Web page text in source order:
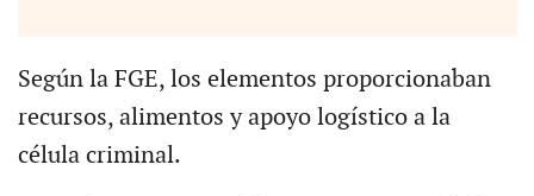
Según la FGE, los elementos proporcionaban
recursos, alimentos y apoyo logístico a la
célula criminal.